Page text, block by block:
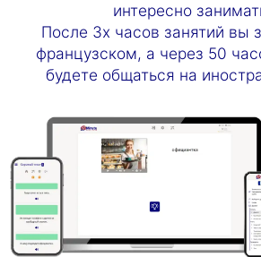
интересно
После 3х часов занятий вы
французском, а через 50
будете общаться на